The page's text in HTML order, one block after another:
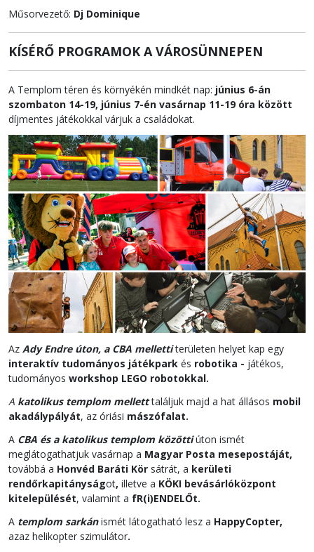
Műsorvezető: Dj Dominique
KÍSÉRŐ PROGRAMOK A VÁROSÜNNEPEN
A Templom téren és környékén mindkét nap: június 6-án
szombaton 14-19, június 7-én vasárnap 11-19 óra között
díjmentes játékokkal várjuk a családokat.
Az Ady Endre úton, a CBA mellettiterületen helyet kap egy
interaktív tudományos játékpark és robotika - játékos,
tudományos workshop LEGO robotokkal.
A katolikus templom melletttaláljuk majd a hat állásos mobil
akadálypályát, az óriási mászófalat.
A CBA és a katolikus templom közöttiúton ismét
meglátogathatjuk vasárnap a Magyar Posta mesepostáját,
továbbá a Honvéd Baráti Kör sátrát, a kerületi
rendőrkapitányságot, illetve a KÖKI bevásárlóközpont
kitelepülését, valamint a fR(i)ENDELŐt.
A templom sarkánismét látogatható lesz a HappyCopter,
azaz helikopter szimulátor.